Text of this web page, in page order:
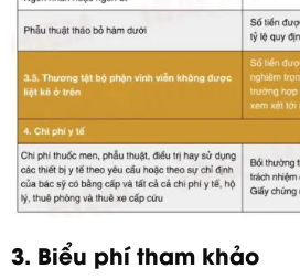
3. Biểu phí tham khảo